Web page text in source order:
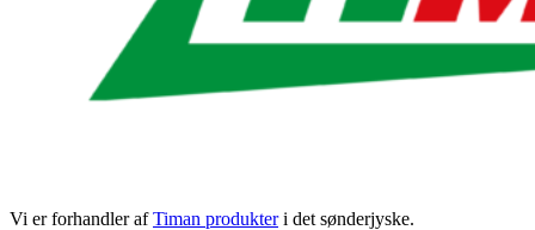
Vi er forhandler afTiman produkteri det sønderjyske.